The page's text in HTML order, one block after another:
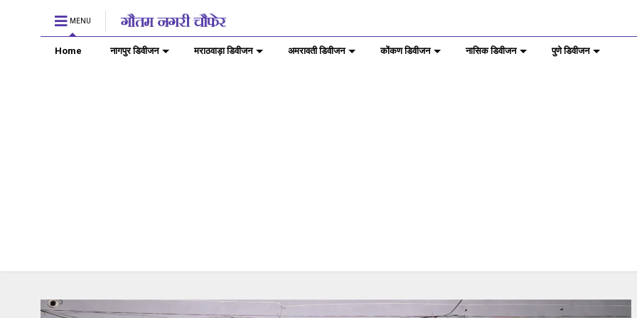
MENU
Home नागपुर डिवीजन मराठवाड़ा डिवीजन अमरावती डिवीजन कोंकण डिवीजन नासिक डिवीजन पुणे डिवीजन